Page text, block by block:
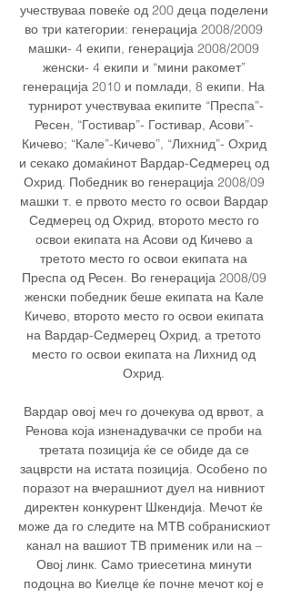
учествуваа повеќе од 200 деца поделени
во три категории: генерација 2008/2009
машки- 4 екипи, генерација 2008/2009
женски- 4 екипи и “мини ракомет”
генерација 2010 и помлади, 8 екипи. На
турнирот учествуваа екипите “Преспа”-
Ресен, “Гостивар”- Гостивар, Асови”-
Кичево; “Кале”-Кичево”, “Лихнид”- Охрид
и секако домаќинот Вардар-Седмерец од
Охрид. Победник во генерација 2008/09
машки т. е првото место го освои Вардар
Седмерец од Охрид, второто место го
освои екипата на Асови од Кичево а
третото место го освои екипата на
Преспа од Ресен. Во генерација 2008/09
женски победник беше екипата на Кале
Кичево, второто место го освои екипата
на Вардар-Седмерец Охрид, а третото
место го освои екипата на Лихнид од
Охрид.
Вардар овој меч го дочекува од врвот, а
Ренова која изненадувачки се проби на
третата позиција ќе се обиде да се
зацврсти на истата позиција. Особено по
поразот на вчерашниот дуел на нивниот
директен конкурент Шкендија. Мечот ќе
може да го следите на МТВ собранискиот
канал на вашиот ТВ применик или на –
Овој линк. Само триесетина минути
подоцна во Киелце ќе почне мечот кој е